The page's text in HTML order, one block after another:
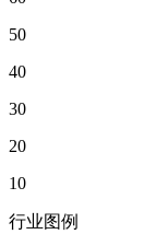
50
40
30
20
10
行业图例